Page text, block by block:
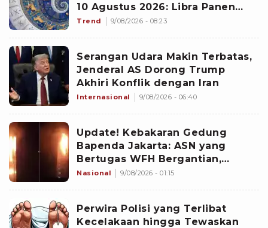
10 Agustus 2026: Libra Panen
Proyek Emas
Trend 9/08/2026 - 08:23
Serangan Udara Makin Terbatas,
Jenderal AS Dorong Trump
Akhiri Konflik dengan Iran
Internasional 9/08/2026 - 06:40
Update! Kebakaran Gedung
Bapenda Jakarta: ASN yang
Bertugas WFH Bergantian,
Pramono Pastikan Layanan Tetap
Nasional 9/08/2026 - 01:15
Perwira Polisi yang Terlibat
Kecelakaan hingga Tewaskan